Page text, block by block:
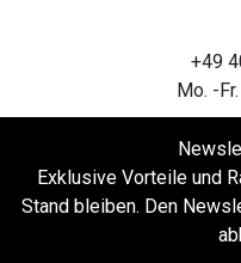
+49
Mo. -
Exklusive Vorteile und
Stand bleiben. Den